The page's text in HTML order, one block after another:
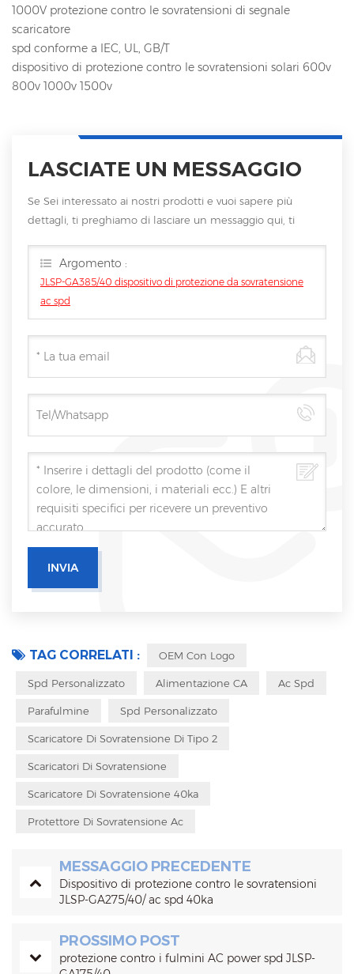
1000V protezione contro le sovratensioni di segnale
scaricatore
spd conforme a IEC, UL, GB/T
dispositivo di protezione contro le sovratensioni solari 600v
800v 1000v 1500v
LASCIATE UN MESSAGGIO
Se Sei interessato ai nostri prodotti e vuoi sapere più
dettagli, ti preghiamo di lasciare un messaggio qui, ti
Argomento :
JLSP-GA385/40 dispositivo di protezione da sovratensione
ac spd
TAG CORRELATI : OEM Con Logo
Spd Personalizzato Alimentazione CA Ac Spd
Parafulmine Spd Personalizzato
Scaricatore Di Sovratensione Di Tipo 2
Scaricatori Di Sovratensione
Scaricatore Di Sovratensione 40ka
Protettore Di Sovratensione Ac
MESSAGGIO PRECEDENTE
Dispositivo di protezione contro le sovratensioni
JLSP-GA275/40/ ac spd 40ka
PROSSIMO POST
protezione contro i fulmini AC power spd JLSP-